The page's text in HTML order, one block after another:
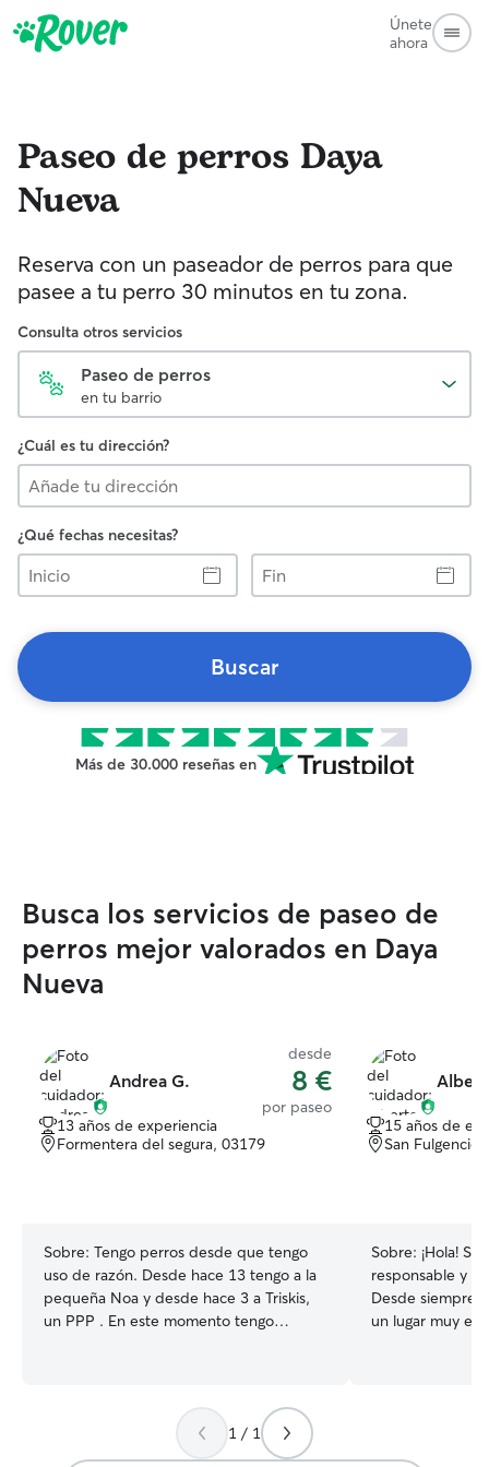
Únete
ahora
Paseo de perros Daya
Nueva
Reserva con un paseador de perros para que
pasee a tu perro 30 minutos en tu zona.
Consulta otros servicios
Paseo de perros
en tu barrio
¿Cuál es tu dirección?
¿Qué fechas necesitas?
Inicio
Fin
Buscar
Más de 30.000 reseñas en
Busca los servicios de paseo de
perros mejor valorados en Daya
Nueva
Andrea G.
desde
8 €
por paseo
13 años de experiencia
Formentera del segura, 03179
Sobre: Tengo perros desde que tengo
uso de razón. Desde hace 13 tengo a la
pequeña Noa y desde hace 3 a Triskis,
un PPP . En este momento tengo
poder hacerme cargo de más perrertes.
Tengo varias estancias para poder
separar a los perros en caso de que no
15 años de
San
Sobre: ¡Hola!
responsable y
Desde siempre
un lugar muy
responsable,
1 / 1